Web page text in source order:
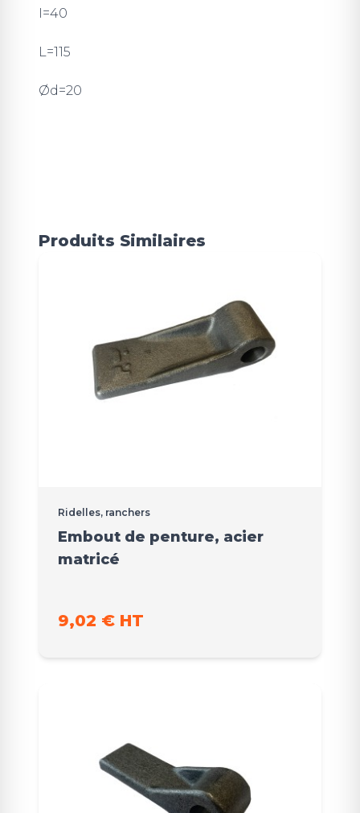
I=40
L=115
Ød=20
Produits Similaires
Ridelles, ranchers
Embout de penture, acier
matricé
9,02 € HT